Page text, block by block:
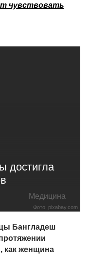
чувствовать
достигла
Медицина
Фото: pixabay.com
Бангладеш
как женщина